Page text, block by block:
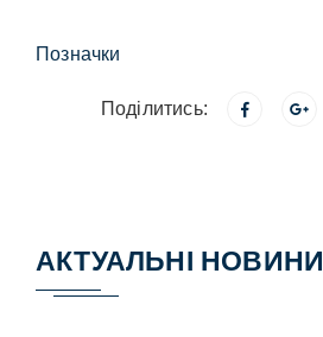
Позначки
Поділитись:
АКТУАЛЬНІ НОВИНИ